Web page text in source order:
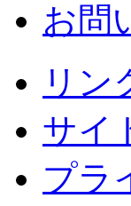
お問
リン
サイ
プラ